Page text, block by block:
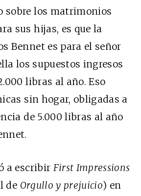
sobre los matrimonios
sus hijas, es que la
Bennet es para el señor
los supuestos ingresos
libras al año. Eso
sin hogar, obligadas a
de 5.000 libras al año
a escribir First Impressions
de Orgullo y prejuicio) en